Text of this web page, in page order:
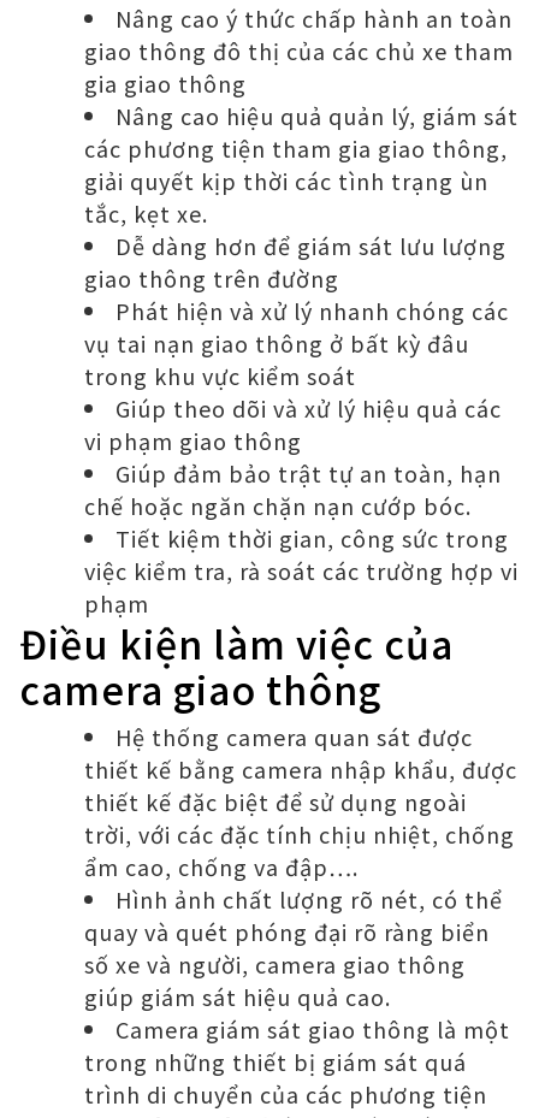
Nâng cao ý thức chấp hành an toàn
giao thông đô thị của các chủ xe tham
gia giao thông
Nâng cao hiệu quả quản lý, giám sát
các phương tiện tham gia giao thông,
giải quyết kịp thời các tình trạng ùn
tắc, kẹt xe.
Dễ dàng hơn để giám sát lưu lượng
giao thông trên đường
Phát hiện và xử lý nhanh chóng các
vụ tai nạn giao thông ở bất kỳ đâu
trong khu vực kiểm soát
Giúp theo dõi và xử lý hiệu quả các
vi phạm giao thông
Giúp đảm bảo trật tự an toàn, hạn
chế hoặc ngăn chặn nạn cướp bóc.
Tiết kiệm thời gian, công sức trong
việc kiểm tra, rà soát các trường hợp vi
phạm
Điều kiện làm việc của
camera giao thông
Hệ thống camera quan sát được
thiết kế bằng camera nhập khẩu, được
thiết kế đặc biệt để sử dụng ngoài
trời, với các đặc tính chịu nhiệt, chống
ẩm cao, chống va đập….
Hình ảnh chất lượng rõ nét, có thể
quay và quét phóng đại rõ ràng biển
số xe và người, camera giao thông
giúp giám sát hiệu quả cao.
Camera giám sát giao thông là một
trong những thiết bị giám sát quá
trình di chuyển của các phương tiện